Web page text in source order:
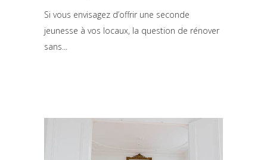
Si vous envisagez d’offrir une seconde
jeunesse à vos locaux, la question de rénover
sans